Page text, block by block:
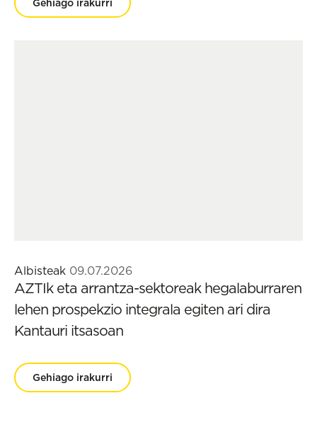
Gehiago irakurri
Albisteak 09.07.2026
AZTIk eta arrantza-sektoreak hegalaburraren
lehen prospekzio integrala egiten ari dira
Kantauri itsasoan
Gehiago irakurri